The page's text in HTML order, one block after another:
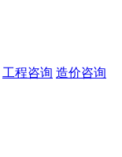
工程咨询 造价咨询